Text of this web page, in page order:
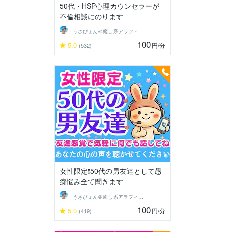
50代・HSP心理カウンセラーが
不倫相談にのります
うさぴょん＠癒し系アラフィフ心寄り添い人
5.0 (532) 100円/分
女性限定❗50代の男友達として愚
痴悩み全て聞きます
5.0 (419) 100円/分